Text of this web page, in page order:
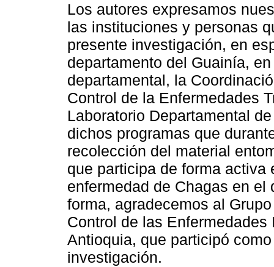
Los autores expresamos
las instituciones y personas
presente investigación, en
departamento del Guainía,
departamental, la
Control de la Enfermedades
Laboratorio Departamental
dichos programas que
recolección del material
que participa de forma
enfermedad de Chagas en
forma, agradecemos al
Control de las
Antioquia, que participó
investigación.